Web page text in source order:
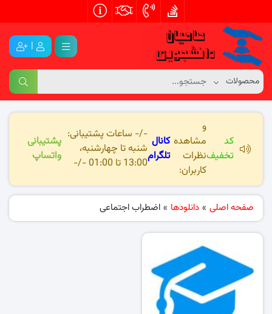
|
کد
تخفیف
و
مشاهده
نظرات
کاربران:
کانال
تلگرام
-/- ساعات پشتیبانی:
شنبه تا چهارشنبه،
13:00 تا 01:00 -/-
پشتیبانی
واتساپ
صفحه اصلی » دانلودها » اضطراب اجتماعی